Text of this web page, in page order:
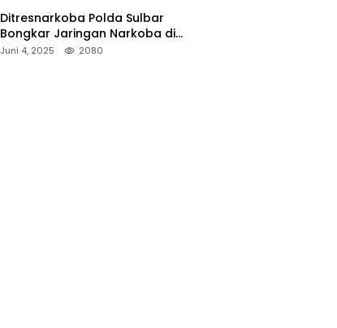
Ditresnarkoba Polda Sulbar
Bongkar Jaringan Narkoba di
Mamuju, Dua Pria Ditangkap! Jejak
Juni 4, 2025 2080